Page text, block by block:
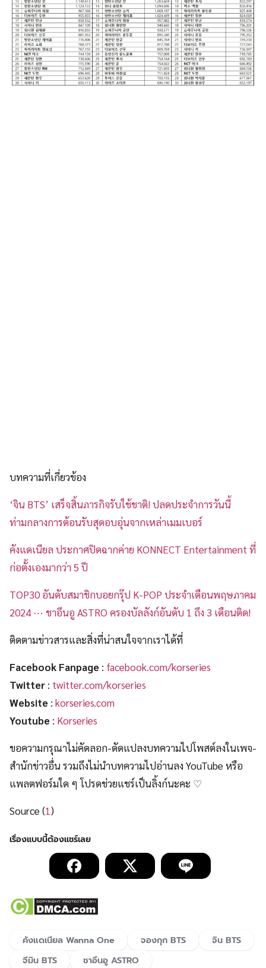
บทความที่เกี่ยวข้อง
‘จิน BTS’ เสร็จสิ้นภารกิจรับใช้ชาติ! ปลดประจำการวันนี้
ท่ามกลางการต้อนรับสุดอบอุ่นจากเหล่าเมมเบอร์
คังแดเนียล ประกาศปิดฉากค่าย KONNECT Entertainment ที่
ก่อตั้งเองมากว่า 5 ปี
TOP30 อันดับสมาชิกบอยกรุ๊ป K-POP ประจำเดือนพฤษภาคม
2024 ⋯ ชาอึนอู ASTRO ครองบัลลังก์อันดับ 1 ถึง 3 เดือนติด!
ติดตามข่าวสารและสิ่งที่น่าสนใจจากเราได้ที่
Facebook Fanpage : facebook.com/korseries
Twitter : twitter.com/korseries
Website : korseries.com
Youtube : Korseries
ขอความกรุณาไม่คัดลอก-ดัดแปลงบทความไปโพสต์ลงในเพจ-
สำนักข่าวอื่น รวมถึงไม่นำบทความไปอ่านลง YouTube หรือ
แพลตฟอร์มใด ๆ โปรดช่วยแชร์เป็นลิ้งก์นะคะ ♡
Source (1)
คังแดเนียล Wanna One จองกุก BTS
จิน BTS
จีมิน BTS
ชาอึนอู ASTRO